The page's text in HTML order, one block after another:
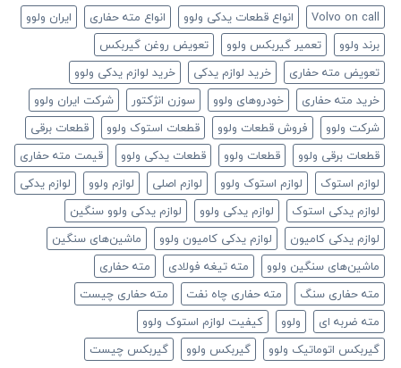
Volvo on call انواع قطعات یدکی ولوو انواع مته حفاری
ایران ولوو
برند ولوو
تعمیر گیربکس ولوو
تعویض روغن گیربکس
تعویض مته حفاری
خرید لوازم یدکی
خرید لوازم یدکی ولوو
خرید مته حفاری
خودروهای ولوو سوزن انژکتور
شرکت ایران ولوو
شرکت ولوو
فروش قطعات ولوو قطعات استوک ولوو
قطعات برقی
قطعات برقی ولوو
قطعات ولوو قطعات یدکی ولوو
قیمت مته حفاری
لوازم استوک
لوازم استوک ولوو لوازم اصلی لوازم ولوو
لوازم یدکی
لوازم یدکی استوک
لوازم یدکی ولوو
لوازم یدکی ولوو سنگین
لوازم یدکی کامیون
لوازم یدکی کامیون ولوو
ماشین‌های سنگین
ماشین‌های سنگین ولوو
مته تیغه فولادی
مته حفاری
مته حفاری سنگ
مته حفاری چاه نفت
مته حفاری چیست
مته ضربه ای
ولوو
کیفیت لوازم استوک ولوو
گیربکس اتوماتیک ولوو
گیربکس ولوو گیربکس چیست